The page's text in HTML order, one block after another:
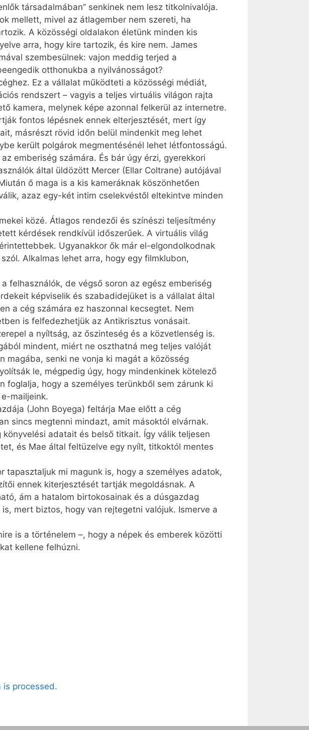
társadalmában” senkinek nem lesz titkolnivalója.
mellett, mivel az átlagember nem szereti, ha
A közösségi oldalakon életünk minden kis
arra, hogy kire tartozik, és kire nem. James
szembesülnek: vajon meddig terjed a
otthonukba a nyilvánosságot?
Ez a vállalat működteti a közösségi médiát,
rendszert – vagyis a teljes virtuális világon rajta
kamera, melynek képe azonnal felkerül az internetre.
fontos lépésnek ennek elterjesztését, mert így
másrészt rövid időn belül mindenkit meg lehet
került polgárok megmentésénél lehet létfontosságú.
emberiség számára. És bár úgy érzi, gyerekkori
által üldözött Mercer (Ellar Coltrane) autójával
ő maga is a kis kameráknak köszönhetően
azaz egy-két intim cselekvéstől eltekintve minden
közé. Átlagos rendezői és színészi teljesítmény
kérdések rendkívül időszerűek. A virtuális világ
Ugyanakkor ők már el-elgondolkodnak
Alkalmas lehet arra, hogy egy filmklubon,
felhasználók, de végső soron az egész emberiség
képviselik és szabadidejüket is a vállalat által
a cég számára ez haszonnal kecsegtet. Nem
is felfedezhetjük az Antikrisztus vonásait.
a nyíltság, az őszinteség és a közvetlenség is.
mindent, miért ne oszthatná meg teljes valóját
magába, senki ne vonja ki magát a közösség
le, mégpedig úgy, hogy mindenkinek kötelező
foglalja, hogy a személyes terünkből sem zárunk ki
mailjeink.
(John Boyega) feltárja Mae előtt a cég
sincs megtenni mindazt, amit másoktól elvárnak.
adatait és belső titkait. Így válik teljesen
és Mae által feltüzelve egy nyílt, titkoktól mentes
mi magunk is, hogy a személyes adatok,
ennek kiterjesztését tartják megoldásnak. A
ám a hatalom birtokosainak és a dúsgazdag
mert biztos, hogy van rejtegetni valójuk. Ismerve a
is a történelem –, hogy a népek és emberek közötti
kellene felhúzni.
is processed.